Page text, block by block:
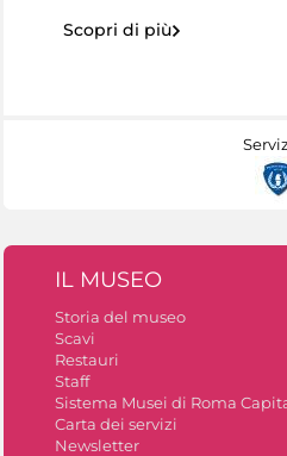
Scopri di più
IL MUSEO
Storia del museo
Scavi
Restauri
Staff
Sistema Musei di Roma
Carta dei servizi
Newsletter